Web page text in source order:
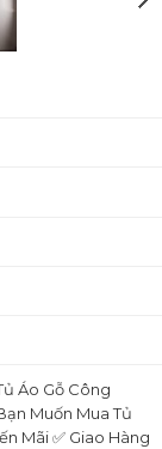
Áo Gỗ Công
Muốn Mua Tủ
Mãi ✅ Giao Hàng